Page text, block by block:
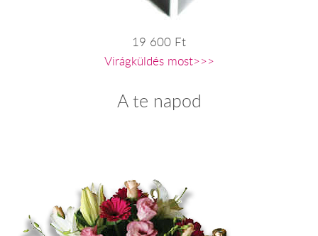
19 600 Ft
Virágküldés most>>>
A te napod